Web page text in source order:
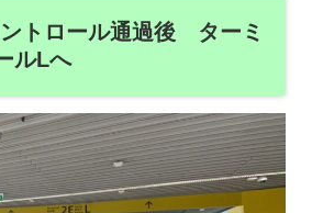
トロール通過後 ターミ
ルLへ